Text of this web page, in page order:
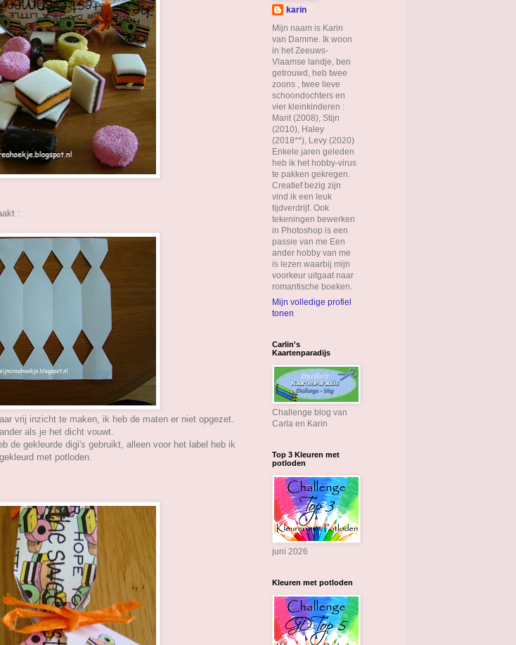
:
vrij inzicht te maken, ik heb de maten er niet opgezet.
als je het dicht vouwt.
de gekleurde digi's gebruikt, alleen voor het label heb ik
met potloden.
karin
Mijn naam is Karin
van Damme. Ik woon
in het Zeeuws-
Vlaamse landje, ben
getrouwd, heb twee
zoons , twee lieve
schoondochters en
vier kleinkinderen :
Marit (2008), Stijn
(2010), Haley
(2018**), Levy (2020)
Enkele jaren geleden
heb ik het hobby-virus
te pakken gekregen.
Creatief bezig zijn
vind ik een leuk
tijdverdrijf. Ook
tekeningen bewerken
in Photoshop is een
passie van me Een
ander hobby van me
is lezen waarbij mijn
voorkeur uitgaat naar
romantische boeken.
Mijn volledige profiel
tonen
Carlin's
Kaartenparadijs
Challenge blog van
Carla en Karin
Top 3 Kleuren met
potloden
juni 2026
Kleuren met potloden